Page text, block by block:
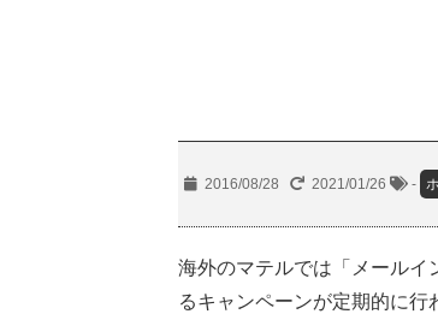
2016/08/28 2021/01/26 -
海外のマテルでは「メールイ
るキャンペーンが定期的に行